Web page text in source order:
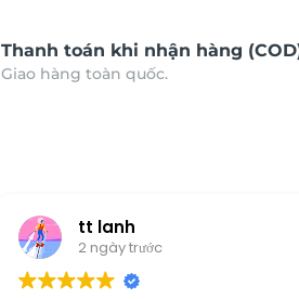
Thanh toán khi nhận hàng
Giao hàng toàn quốc.
tt lanh
2 ngày trước